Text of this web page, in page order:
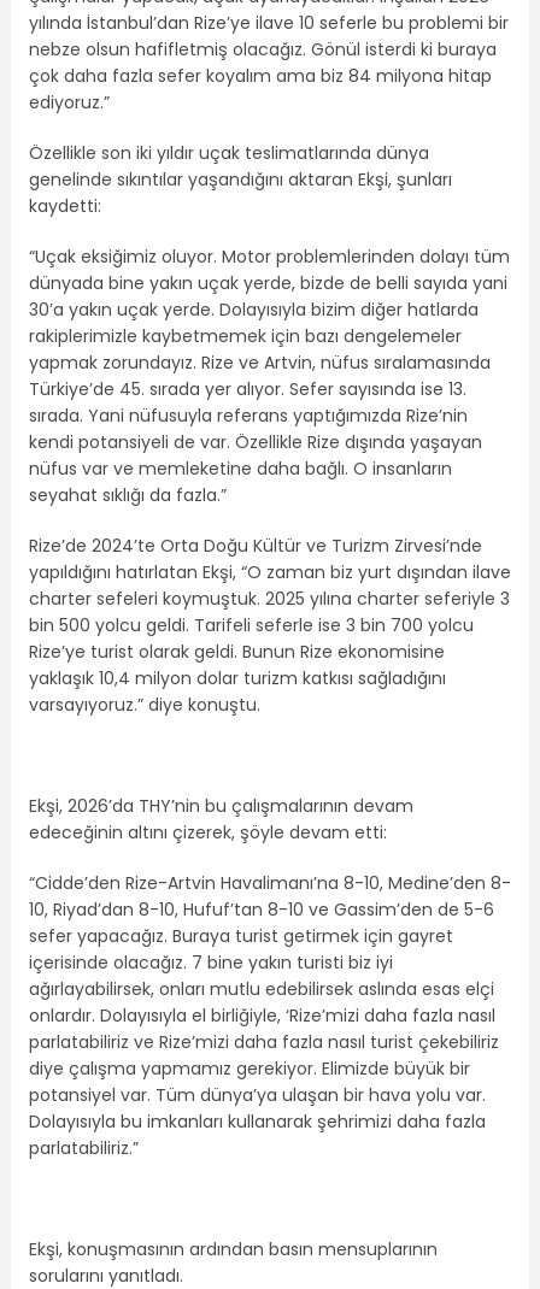
yılında İstanbul’dan Rize’ye ilave 10 seferle bu problemi bir
nebze olsun hafifletmiş olacağız. Gönül isterdi ki buraya
çok daha fazla sefer koyalım ama biz 84 milyona hitap
ediyoruz.”
Özellikle son iki yıldır uçak teslimatlarında dünya
genelinde sıkıntılar yaşandığını aktaran Ekşi, şunları
kaydetti:
“Uçak eksiğimiz oluyor. Motor problemlerinden dolayı tüm
dünyada bine yakın uçak yerde, bizde de belli sayıda yani
30’a yakın uçak yerde. Dolayısıyla bizim diğer hatlarda
rakiplerimizle kaybetmemek için bazı dengelemeler
yapmak zorundayız. Rize ve Artvin, nüfus sıralamasında
Türkiye’de 45. sırada yer alıyor. Sefer sayısında ise 13.
sırada. Yani nüfusuyla referans yaptığımızda Rize’nin
kendi potansiyeli de var. Özellikle Rize dışında yaşayan
nüfus var ve memleketine daha bağlı. O insanların
seyahat sıklığı da fazla.”
Rize’de 2024’te Orta Doğu Kültür ve Turizm Zirvesi’nde
yapıldığını hatırlatan Ekşi, “O zaman biz yurt dışından ilave
charter sefeleri koymuştuk. 2025 yılına charter seferiyle 3
bin 500 yolcu geldi. Tarifeli seferle ise 3 bin 700 yolcu
Rize’ye turist olarak geldi. Bunun Rize ekonomisine
yaklaşık 10,4 milyon dolar turizm katkısı sağladığını
varsayıyoruz.” diye konuştu.
Ekşi, 2026’da THY’nin bu çalışmalarının devam
edeceğinin altını çizerek, şöyle devam etti:
“Cidde’den Rize-Artvin Havalimanı’na 8-10, Medine’den 8-
10, Riyad’dan 8-10, Hufuf’tan 8-10 ve Gassim’den de 5-6
sefer yapacağız. Buraya turist getirmek için gayret
içerisinde olacağız. 7 bine yakın turisti biz iyi
ağırlayabilirsek, onları mutlu edebilirsek aslında esas elçi
onlardır. Dolayısıyla el birliğiyle, ‘Rize’mizi daha fazla nasıl
parlatabiliriz ve Rize’mizi daha fazla nasıl turist çekebiliriz
diye çalışma yapmamız gerekiyor. Elimizde büyük bir
potansiyel var. Tüm dünya’ya ulaşan bir hava yolu var.
Dolayısıyla bu imkanları kullanarak şehrimizi daha fazla
parlatabiliriz.”
Ekşi, konuşmasının ardından basın mensuplarının
sorularını yanıtladı.